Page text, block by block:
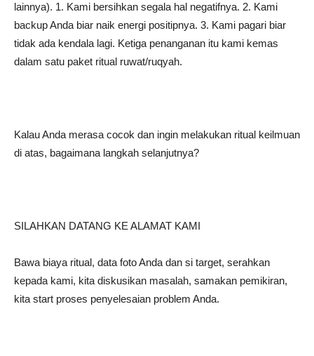
lainnya). 1. Kami bersihkan segala hal negatifnya. 2. Kami
backup Anda biar naik energi positipnya. 3. Kami pagari biar
tidak ada kendala lagi. Ketiga penanganan itu kami kemas
dalam satu paket ritual ruwat/ruqyah.
Kalau Anda merasa cocok dan ingin melakukan ritual keilmuan
di atas, bagaimana langkah selanjutnya?
SILAHKAN DATANG KE ALAMAT KAMI
Bawa biaya ritual, data foto Anda dan si target, serahkan
kepada kami, kita diskusikan masalah, samakan pemikiran,
kita start proses penyelesaian problem Anda.